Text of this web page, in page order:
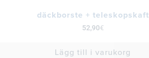
däckborste + teleskopskaft
52,90€
Lägg till i varukorg